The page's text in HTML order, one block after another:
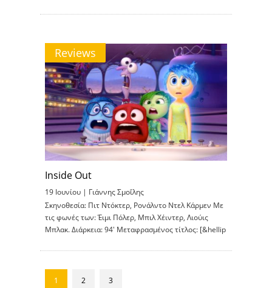
Reviews
Inside Out
19 Ιουνίου | Γιάννης Σμοΐλης
Σκηνοθεσία: Πιτ Ντόκτερ, Ρονάλντο Ντελ Κάρμεν Με
τις φωνές των: Έιμι Πόλερ, Μπιλ Χέιντερ, Λιούις
Μπλακ. Διάρκεια: 94′ Μεταφρασμένος τίτλος: [&hellip
1 2 3